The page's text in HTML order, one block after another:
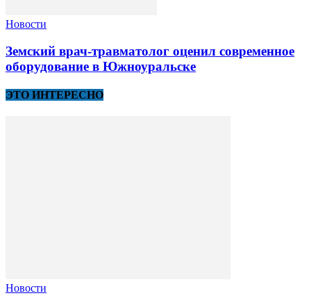
Новости
Земский врач-травматолог оценил современное
оборудование в Южноуральске
ЭТО ИНТЕРЕСНО
Новости